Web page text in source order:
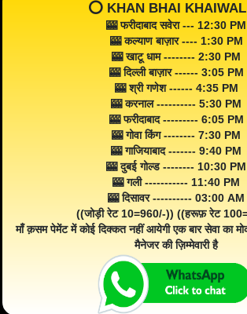
⭕️ KHAN BHAI
🎰 फरीदाबाद सवेरा --- 12:30 PM
🎰 कल्याण बाज़ार ---- 1:30 PM
🎰 खाटू धाम -------- 2:30 PM
🎰 दिल्ली बाज़ार ------ 3:05 PM
🎰 श्री गणेश ------ 4:35 PM
🎰 करनाल ---------- 5:30 PM
🎰 फरीदाबाद --------- 6:05 PM
🎰 गोवा किंग -------- 7:30 PM
🎰 गाजियाबाद ------- 9:40 PM
🎰 दुबई गोल्ड -------- 10:30 PM
🎰 गली ----------- 11:40 PM
🎰 दिसावर ---------- 03:00 AM
((जोड़ी रेट 10=960/-)) ((हरूफ़ रेट
माँ क़सम पेमेंट में कोई दिक्कत नहीं आयेगी एक बार सेवा का
मैनेजर की ज़िम्मेवारी है